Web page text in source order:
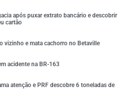
após puxar extrato bancário e descobrir
cartão
vizinho e mata cachorro no Betaville
acidente na BR-163
atenção e PRF descobre 6 toneladas de